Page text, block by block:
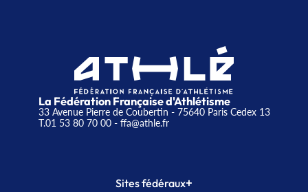
La Fédération Française d'Athlétisme
33 Avenue Pierre de Coubertin - 75640 Paris Cedex 13
T.01 53 80 70 00- ffa@athle.fr
Sites fédéraux+